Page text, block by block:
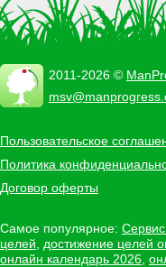
2011-2026 ©
Пользовательское
Политика
Договор оферты
Самое популярное:
целей
достижение целей
онлайн календарь 2026